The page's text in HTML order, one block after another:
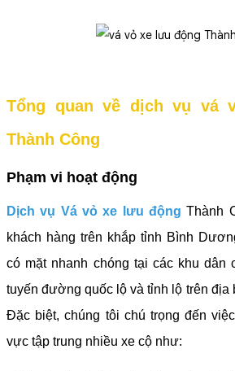
Tổng quan về dịch vụ vá
Thành Công
Phạm vi hoạt động
Dịch vụ Vá vỏ xe lưu động Thành
khách hàng trên khắp tỉnh Bình
có mặt nhanh chóng tại các khu dân
tuyến đường quốc lộ và tỉnh lộ trên địa
Đặc biệt, chúng tôi chú trọng đến
vực tập trung nhiều xe cộ như: